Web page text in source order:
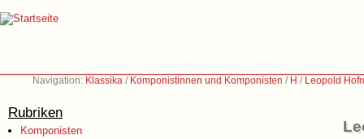
Navigation: Klassika / Komponistinnen und Komponisten / H / Leopold
Rubriken
Komponisten